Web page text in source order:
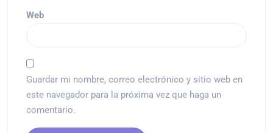
Web
Guardar mi nombre, correo electrónico y sitio web en
este navegador para la próxima vez que haga un
comentario.